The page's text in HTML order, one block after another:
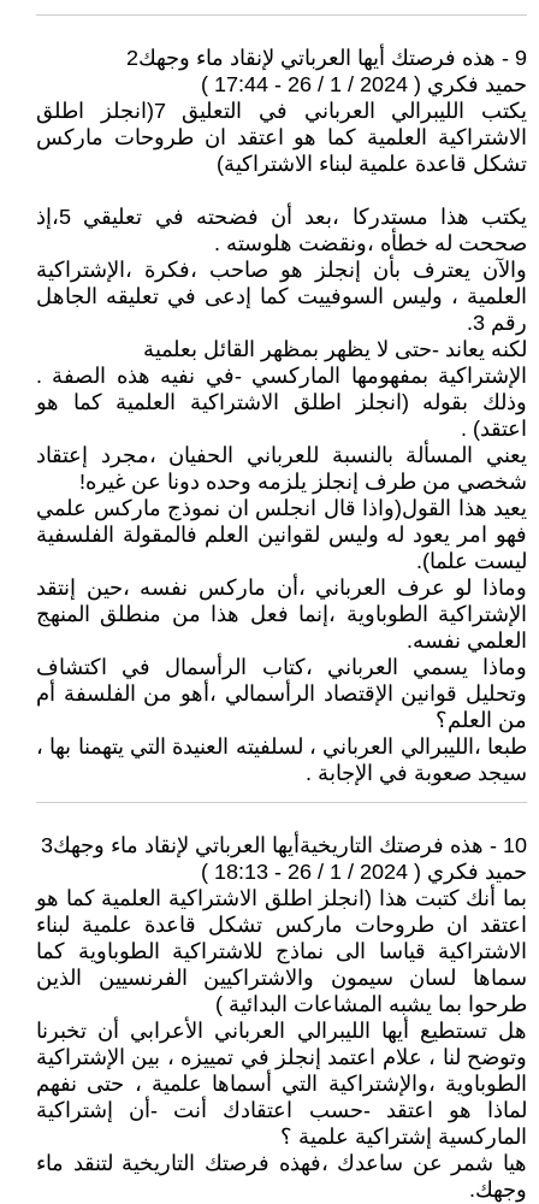
9 - هذه فرصتك أيها العرباتي لإنقاد ماء وجهك2
حميد فكري ( 2024 / 1 / 26 - 17:44 )
يكتب الليبرالي العرباني في التعليق 7(انجلز اطلق
الاشتراكية العلمية كما هو اعتقد ان طروحات ماركس
تشكل قاعدة علمية لبناء الاشتراكية)
يكتب هذا مستدركا ،بعد أن فضحته في تعليقي 5،إذ
صححت له خطأه ،ونقضت هلوسته .
والآن يعترف بأن إنجلز هو صاحب ،فكرة ،الإشتراكية
العلمية ، وليس السوفييت كما إدعى في تعليقه الجاهل
رقم 3.
لكنه يعاند -حتى لا يظهر بمظهر القائل بعلمية
الإشتراكية بمفهومها الماركسي -في نفيه هذه الصفة .
وذلك بقوله (انجلز اطلق الاشتراكية العلمية كما هو
اعتقد) .
يعني المسألة بالنسبة للعرباني الحفيان ،مجرد إعتقاد
شخصي من طرف إنجلز يلزمه وحده دونا عن غيره!
يعيد هذا القول(واذا قال انجلس ان نموذج ماركس علمي
فهو امر يعود له وليس لقوانين العلم فالمقولة الفلسفية
ليست علما).
وماذا لو عرف العرباني ،أن ماركس نفسه ،حين إنتقد
الإشتراكية الطوباوية ،إنما فعل هذا من منطلق المنهج
العلمي نفسه.
وماذا يسمي العرباني ،كتاب الرأسمال في اكتشاف
وتحليل قوانين الإقتصاد الرأسمالي ،أهو من الفلسفة أم
من العلم؟
طبعا ،الليبرالي العرباني ، لسلفيته العنيدة التي يتهمنا بها ،
سيجد صعوبة في الإجابة .
10 - هذه فرصتك التاريخيةأيها العرباتي لإنقاد ماء وجهك3
حميد فكري ( 2024 / 1 / 26 - 18:13 )
بما أنك كتبت هذا (انجلز اطلق الاشتراكية العلمية كما هو
اعتقد ان طروحات ماركس تشكل قاعدة علمية لبناء
الاشتراكية قياسا الى نماذج للاشتراكية الطوباوية كما
سماها لسان سيمون والاشتراكيين الفرنسيين الذين
طرحوا بما يشبه المشاعات البدائية )
هل تستطيع أيها الليبرالي العرباني الأعرابي أن تخبرنا
وتوضح لنا ، علام اعتمد إنجلز في تمييزه ، بين الإشتراكية
الطوباوية ،والإشتراكية التي أسماها علمية ، حتى نفهم
لماذا هو اعتقد -حسب اعتقادك أنت -أن إشتراكية
الماركسية إشتراكية علمية ؟
هيا شمر عن ساعدك ،فهذه فرصتك التاريخية لتنقد ماء
وجهك.